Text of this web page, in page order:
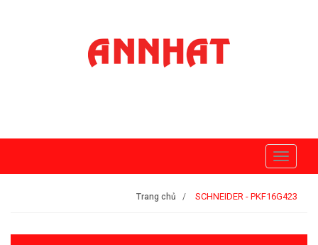
Toggle
Trang chủ SCHNEIDER - PKF16G423